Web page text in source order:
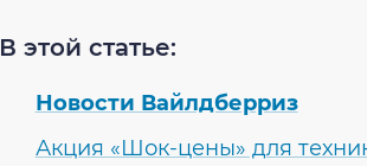
В этой статье:
Новости Вайлдберриз
Акция «Шок-цены» для